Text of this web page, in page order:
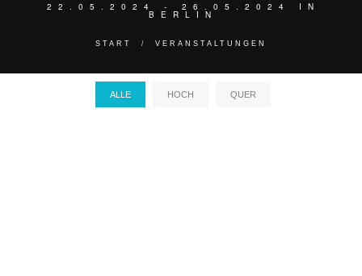
22.05.2024 - 26.05.2024 IN
BERLIN
START VERANSTALTUNGEN
ALLE HOCH QUER